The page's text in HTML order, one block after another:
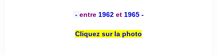
- entre 1962 et 1965 -
Cliquez sur la photo